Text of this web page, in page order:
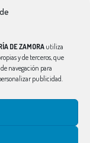
DE ZAMORA utiliza
y de terceros, que
navegación para
publicidad.